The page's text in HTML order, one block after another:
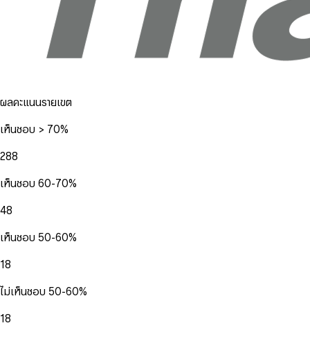
ผลคะแนนรายเขต
เห็นชอบ > 70%
288
เห็นชอบ 60-70%
48
เห็นชอบ 50-60%
18
ไม่เห็นชอบ 50-60%
18